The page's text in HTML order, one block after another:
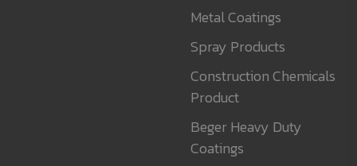
Metal Coatings
Spray Products
Construction Chemicals
Product
Beger Heavy Duty
Coatings